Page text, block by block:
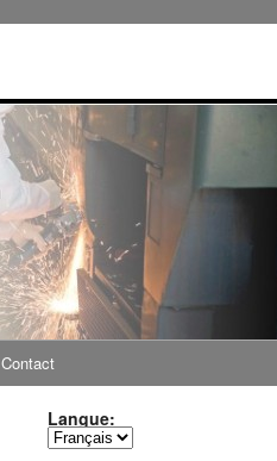
Contact
Langue: